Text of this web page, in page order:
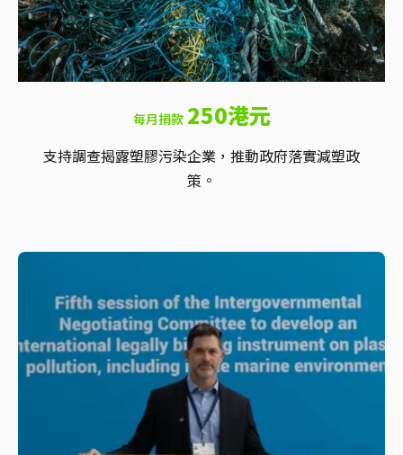
每月捐款 250港元
支持調查揭露塑膠污染企業，推動政府落實減塑政
策。